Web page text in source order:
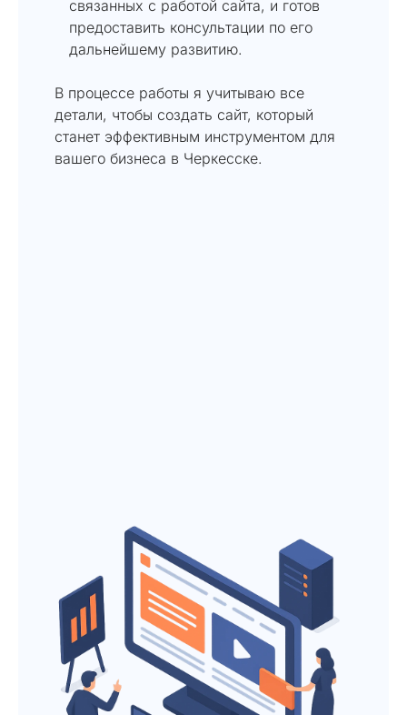
связанных с работой сайта, и готов
предоставить консультации по его
дальнейшему развитию.
В процессе работы я учитываю все
детали, чтобы создать сайт, который
станет эффективным инструментом для
вашего бизнеса в Черкесске.